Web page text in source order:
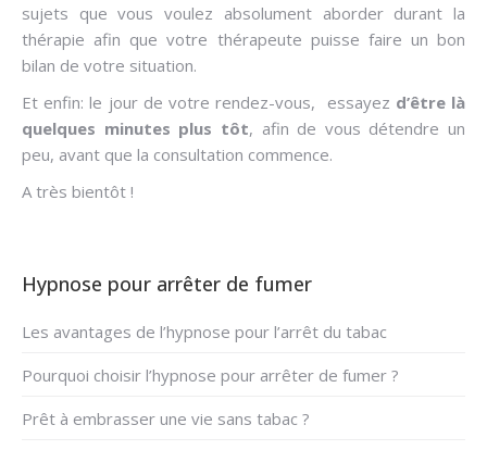
sujets que vous voulez absolument aborder durant la
thérapie afin que votre thérapeute puisse faire un bon
bilan de votre situation.
Et enfin: le jour de votre rendez-vous, essayez d’être là
quelques minutes plus tôt, afin de vous détendre un
peu, avant que la consultation commence.
A très bientôt !
Hypnose pour arrêter de fumer
Les avantages de l’hypnose pour l’arrêt du tabac
Pourquoi choisir l’hypnose pour arrêter de fumer ?
Prêt à embrasser une vie sans tabac ?